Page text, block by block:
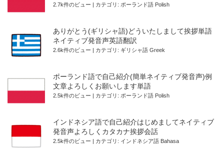
2.7k件のビュー カテゴリ: ポーランド語 Polish
ありがとう(ギリシャ語)どういたしまして挨拶単語
ネイティブ発音声英語翻訳
2.6k件のビュー カテゴリ: ギリシャ語 Greek
ポーランド語で自己紹介(簡単ネイティブ発音声)例
文章よろしくお願いします単語
2.5k件のビュー カテゴリ: ポーランド語 Polish
インドネシア語で自己紹介はじめましてネイティブ
発音声よろしくカタカナ挨拶会話
2.5k件のビュー カテゴリ: インドネシア語 Bahasa